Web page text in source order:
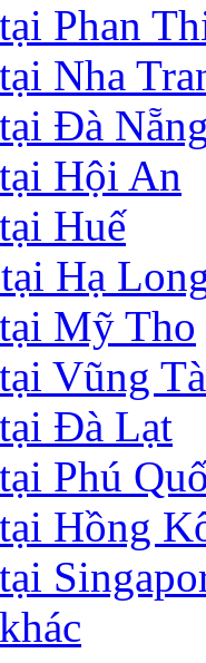
Phan
Nha
Đà
Hội An
Huế
Hạ
Mỹ Tho
Vũng
Đà Lạt
Phú
Hồng